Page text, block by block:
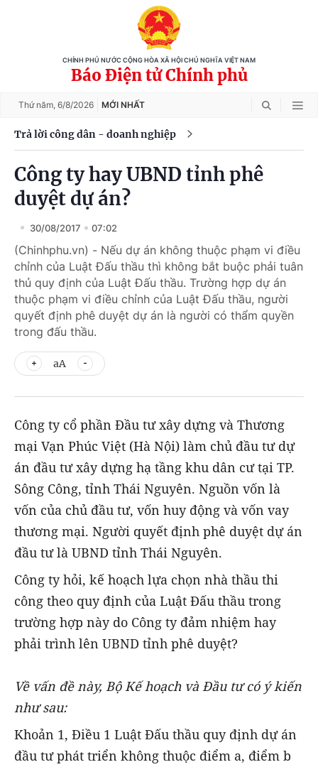
CHÍNH PHỦ NƯỚC CỘNG HÒA XÃ HỘI CHỦ NGHĨA VIỆT NAM
Báo Điện tử Chính phủ
Thứ năm, 6/8/2026 MỚI NHẤT
Trả lời công dân - doanh nghiệp
Công ty hay UBND tỉnh phê
duyệt dự án?
30/08/2017 07:02
(Chinhphu.vn) - Nếu dự án không thuộc phạm vi điều
chỉnh của Luật Đấu thầu thì không bắt buộc phải tuân
thủ quy định của Luật Đấu thầu. Trường hợp dự án
thuộc phạm vi điều chỉnh của Luật Đấu thầu, người
quyết định phê duyệt dự án là người có thẩm quyền
trong đấu thầu.
aA
Công ty cổ phần Đầu tư xây dựng và Thương
mại Vạn Phúc Việt (Hà Nội) làm chủ đầu tư dự
án đầu tư xây dựng hạ tầng khu dân cư tại TP.
Sông Công, tỉnh Thái Nguyên. Nguồn vốn là
vốn của chủ đầu tư, vốn huy động và vốn vay
thương mại. Người quyết định phê duyệt dự án
đầu tư là UBND tỉnh Thái Nguyên.
Công ty hỏi, kế hoạch lựa chọn nhà thầu thi
công theo quy định của Luật Đấu thầu trong
trường hợp này do Công ty đảm nhiệm hay
phải trình lên UBND tỉnh phê duyệt?
Về vấn đề này, Bộ Kế hoạch và Đầu tư có ý kiến
như sau:
Khoản 1, Điều 1 Luật Đấu thầu quy định dự án
đầu tư phát triển không thuộc điểm a, điểm b